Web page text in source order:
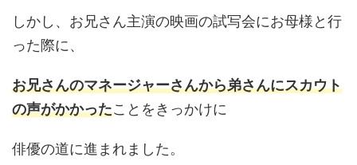
しかし、お兄さん主演の映画の試写会にお母様と行
った際に、
お兄さんのマネージャーさんから弟さんにスカウト
の声がかかったことをきっかけに
俳優の道に進まれました。